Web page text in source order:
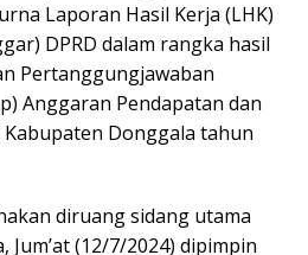
Laporan Hasil Kerja (LHK)
DPRD dalam rangka hasil
Pertanggungjawaban
Anggaran Pendapatan dan
Kabupaten Donggala tahun
diruang sidang utama
Jum’at (12/7/2024) dipimpin